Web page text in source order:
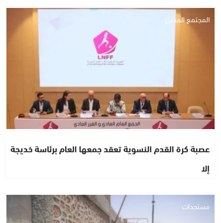
المجتمع المدني
عصبة كرة القدم النسوية تعقد جمعها العام برئاسة خديجة
إلا
مستجدات